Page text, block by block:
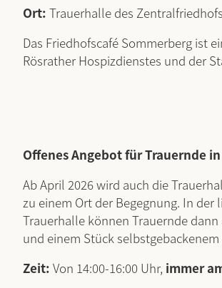
Ort: Trauerhalle des
Das Friedhofscafé Sommerberg ist
Rösrather Hospizdienstes und der
Offenes Angebot für Trauernde
Ab April 2026 wird auch die
zu einem Ort der Begegnung. In
Trauerhalle können Trauernde dann
und einem Stück
Zeit: Von 14:00-16:00 Uhr, immer